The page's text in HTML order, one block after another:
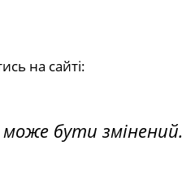
на сайті:
бути змінений.